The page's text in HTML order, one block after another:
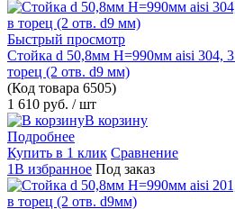
Быстрый просмотр
Стойка d 50,8мм H=990мм aisi 304,
торец (2 отв. d9 мм)
(Код товара 6505)
1 610 руб. / шт
В корзину
Подробнее
Купить в 1 клик Сравнение
1В избранное Под заказ